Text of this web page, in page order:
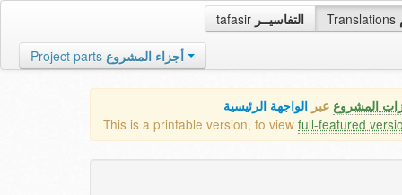
tafasir التفاسيــر Translations
Project parts أجزاء المشروع
المشروع عبر الواجهة الرئيسية
This is a printable version, to view full-featured